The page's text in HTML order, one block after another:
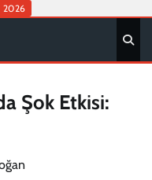
2026
Şok Etkisi: